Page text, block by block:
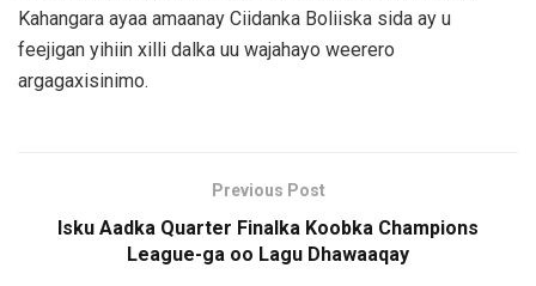
Kahangara ayaa amaanay Ciidanka Boliiska sida ay u
feejigan yihiin xilli dalka uu wajahayo weerero
argagaxisinimo.
Previous Post
Isku Aadka Quarter Finalka Koobka Champions
League-ga oo Lagu Dhawaaqay